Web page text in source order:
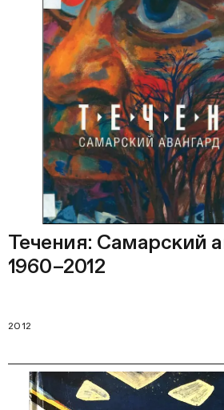
Течения: Самарский
1960–2012
2012